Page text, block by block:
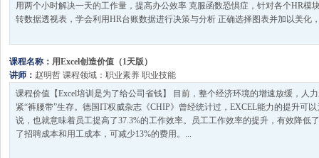
用两个小时解决一天的工作量，提高办公效率 克服函数恐惧症，针对各个HR模
转数据透视表，学会利用HR台账数据进行决策与分析 正确选择图表并加以美化
课程名称： 用Excel创造价值（1天版）
讲师： 赵明哲 课程领域： 职业素养 职业技能
课程价值【Excel培训是为了给公司省钱】 目前，整个经济环境的增速放缓，人
紧“裤腰带”生存。德国IT权威杂志《CHIP》曾经统计过，EXCEL能力的提升可
说，也就意味着员工提高了37.3%的工作效率。员工工作效率的提升，有效降低
了招聘成本和用工成本，可减少13%的费用。...